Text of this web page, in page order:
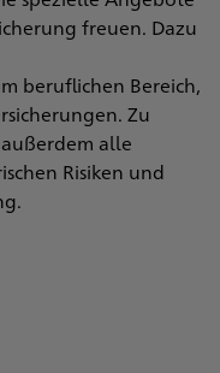
freuen. Dazu
beruflichen Bereich,
Zu
alle
Risiken und